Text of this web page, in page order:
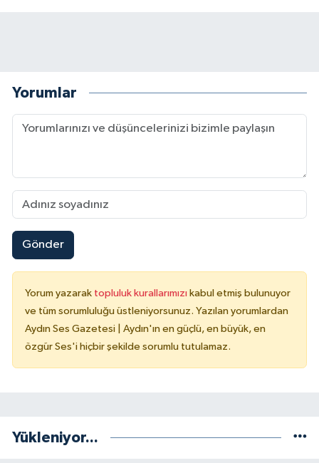
Yorumlar
Gönder
Yorum yazarak topluluk kurallarımızı kabul etmiş bulunuyor
ve tüm sorumluluğu üstleniyorsunuz. Yazılan yorumlardan
Aydın Ses Gazetesi | Aydın'ın en güçlü, en büyük, en
özgür Ses'i hiçbir şekilde sorumlu tutulamaz.
Yükleniyor...